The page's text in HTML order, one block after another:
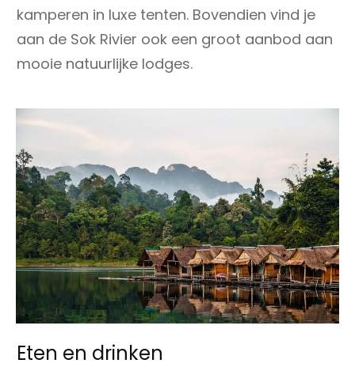
kamperen in luxe tenten. Bovendien vind je
aan de Sok Rivier ook een groot aanbod aan
mooie natuurlijke lodges.
Eten en drinken